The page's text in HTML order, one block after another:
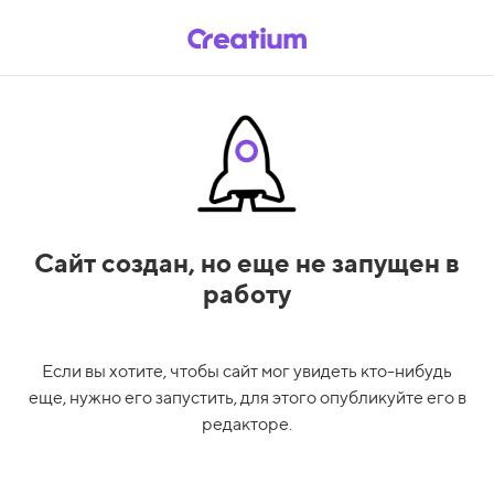
Сайт создан, но еще не запущен в
работу
Если вы хотите, чтобы сайт мог увидеть кто-нибудь
еще, нужно его запустить, для этого опубликуйте его в
редакторе.